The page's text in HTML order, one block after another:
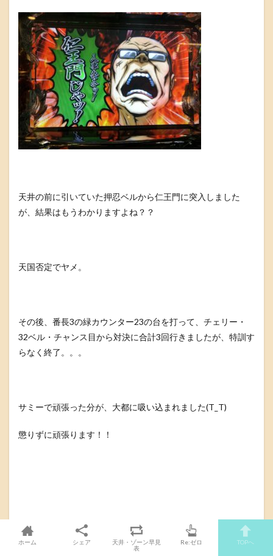
天井の前に引いていた押忍ベルから仁王門に突入しました
が、結果はもうわかりますよね？？
天国否定でヤメ。
その後、番長3の緑カウンター23の台を打って、チェリー・
32ベル・チャンス目から対決に合計3回行きましたが、特訓す
らなく終了。。。
サミーで頑張った分が、大都に吸い込まれました(T_T)
懲りずに頑張ります！！
ホーム シェア
天井・ゾーン早見
表
Re:ゼロ TOPへ